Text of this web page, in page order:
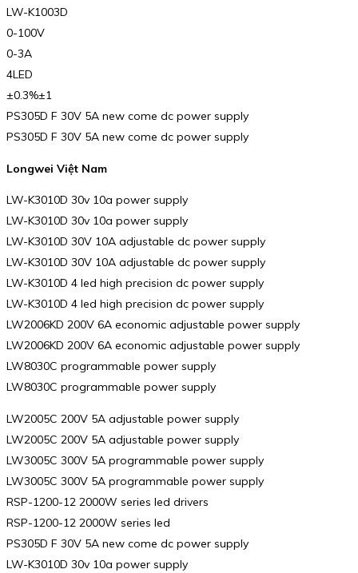
LW-K1003D
0-100V
0-3A
4LED
±0.3%±1
PS305D F 30V 5A new come dc power supply
PS305D F 30V 5A new come dc power supply
Longwei Việt Nam
LW-K3010D 30v 10a power supply
LW-K3010D 30v 10a power supply
LW-K3010D 30V 10A adjustable dc power supply
LW-K3010D 30V 10A adjustable dc power supply
LW-K3010D 4 led high precision dc power supply
LW-K3010D 4 led high precision dc power supply
LW2006KD 200V 6A economic adjustable power supply
LW2006KD 200V 6A economic adjustable power supply
LW8030C programmable power supply
LW8030C programmable power supply
LW2005C 200V 5A adjustable power supply
LW2005C 200V 5A adjustable power supply
LW3005C 300V 5A programmable power supply
LW3005C 300V 5A programmable power supply
RSP-1200-12 2000W series led drivers
RSP-1200-12 2000W series led
PS305D F 30V 5A new come dc power supply
LW-K3010D 30v 10a power supply